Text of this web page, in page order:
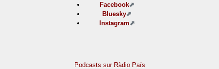
Facebook
Bluesky
Instagram
Podcasts sur Ràdio País